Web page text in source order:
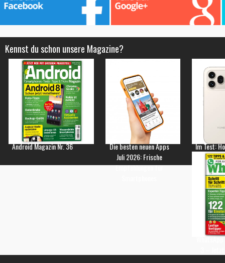
Kennst du schon unsere Magazine?
Android Magazin Nr. 36
Die besten neuen Apps
Juli 2026: Frische
Empfehlungen für
Im Test: